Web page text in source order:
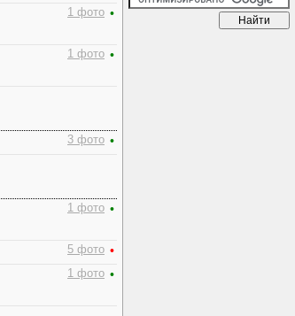
1 фото •
1 фото •
3 фото •
1 фото •
5 фото •
1 фото •